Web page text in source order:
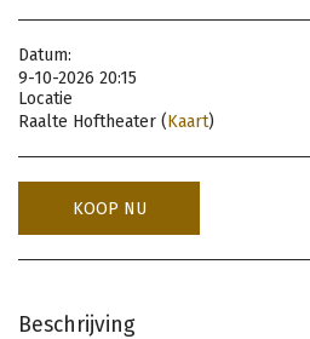
Datum:
9-10-2026 20:15
Locatie
Raalte Hoftheater (Kaart)
KOOP NU
Beschrijving